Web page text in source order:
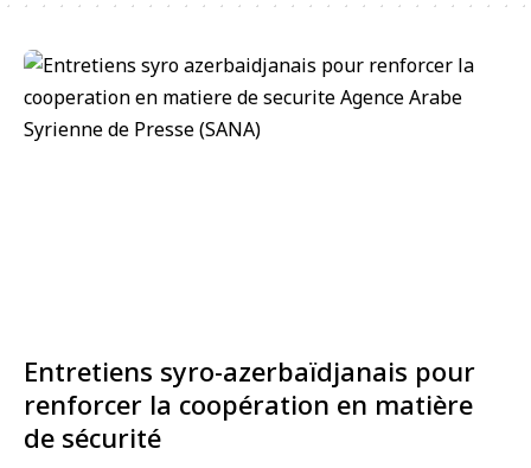
Entretiens syro-azerbaïdjanais pour
renforcer la coopération en matière
de sécurité